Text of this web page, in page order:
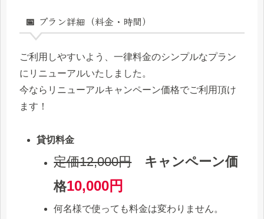
📅 プラン詳細（料金・時間）
ご利用しやすいよう、一律料金のシンプルなプラン
にリニューアルいたしました。
今ならリニューアルキャンペーン価格でご利用頂け
ます！
貸切料金
定価12,000円
キャンペーン価
格10,000円
何名様で使っても料金は変わりません。